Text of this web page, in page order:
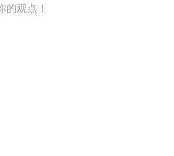
的观点！